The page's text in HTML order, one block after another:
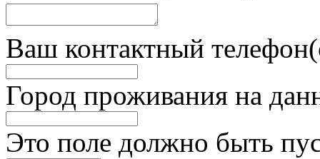
Ваш контактный телефон
Город проживания на
Это поле должно быть